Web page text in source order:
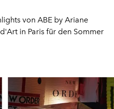
von ABE by Ariane
in Paris für den Sommer